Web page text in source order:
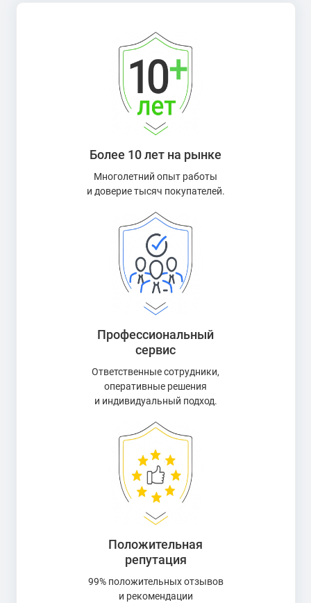
Более 10 лет на рынке
Многолетний опыт работы
и доверие тысяч покупателей.
Профессиональный
сервис
Ответственные сотрудники,
оперативные решения
и индивидуальный подход.
Положительная
репутация
99% положительных отзывов
и рекомендации